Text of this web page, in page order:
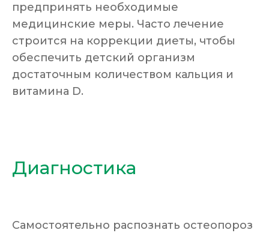
предпринять необходимые
медицинские меры. Часто лечение
строится на коррекции диеты, чтобы
обеспечить детский организм
достаточным количеством кальция и
витамина D.
Диагностика
Самостоятельно распознать остеопороз